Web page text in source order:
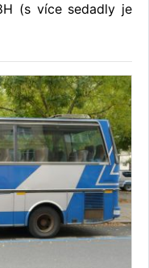
(s více sedadly je